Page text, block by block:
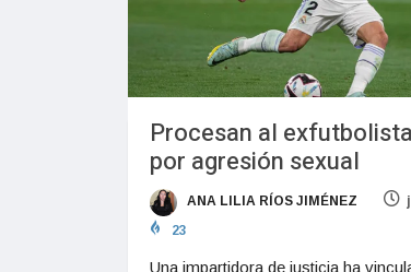
Procesan al
por agresión sexual
ANA LILIA RÍOS JIMÉNEZ
23
Una impartidora de justicia ha